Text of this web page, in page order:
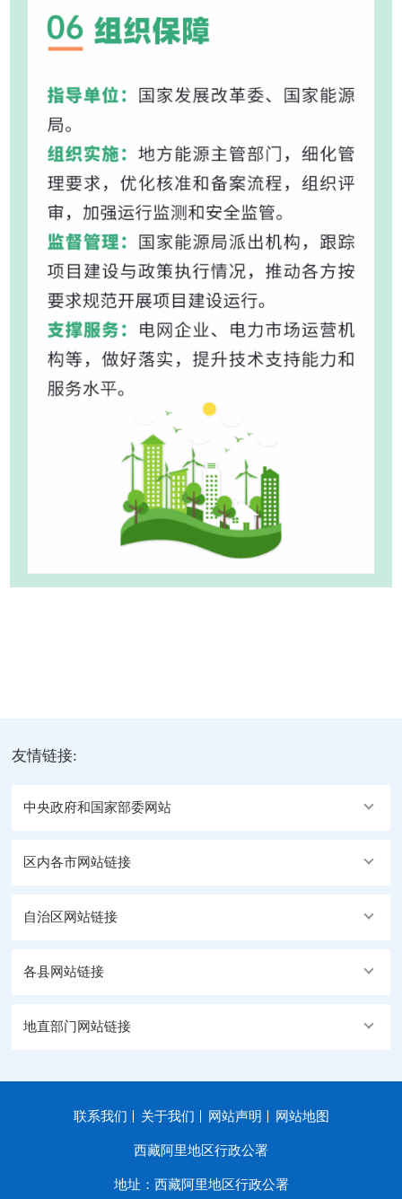
友情链接:
中央政府和国家部委网站
区内各市网站链接
自治区网站链接
各县网站链接
地直部门网站链接
联系我们 关于我们 网站声明 网站地图
西藏阿里地区行政公署
地址：西藏阿里地区行政公署